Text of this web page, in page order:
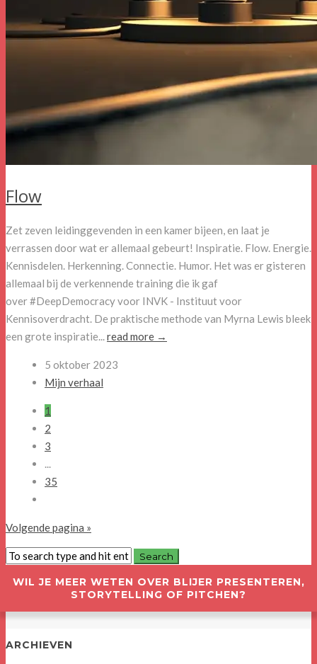
Flow
Zet zeven leidinggevenden in een kamer bijeen, en laat je
verrassen door wat er allemaal gebeurt! Inspiratie. Flow. Energie.
Kennisdelen. Herkenning. Connectie. Humor. Het was er gisteren
allemaal bij de verkennende training die ik gaf
over #DeepDemocracy voor INVK - Instituut voor
Kennisoverdracht. De praktische methode van Myrna Lewis bleek
een grote inspiratie...read more →
5 oktober 2023
Mijn verhaal
1
2
3
...
35
Volgende pagina »
WIL JE MEER WETEN OVER BLIJER PRESENTEREN,
STORYTELLING OF PITCHEN?
ARCHIEVEN